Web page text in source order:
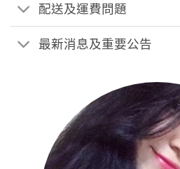
配送及運費問題
最新消息及重要公告